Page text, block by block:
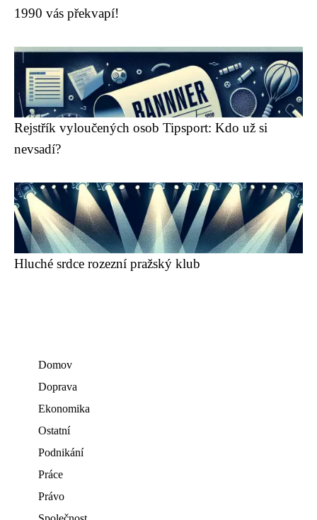
1990 vás překvapí!
Rejstřík vyloučených osob Tipsport: Kdo už si
nevsadí?
Hluché srdce rozezní pražský klub
Domov
Doprava
Ekonomika
Ostatní
Podnikání
Práce
Právo